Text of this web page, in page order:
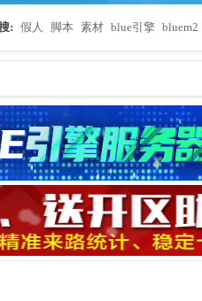
: 假人 脚本 素材 blue引擎 bluem2